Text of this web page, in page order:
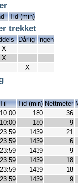
Tid (min)
trekket
Dårlig Ingen
X
X
X
Til Tid (min) Nettmeter
10:00 180
36
10:00 180
9
23:59 1439
21
23:59 1439
6
23:59 1439
9
23:59 1439
18
23:59 1439
18
23:59 1439
9